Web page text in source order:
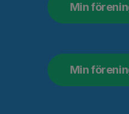
Min
Min